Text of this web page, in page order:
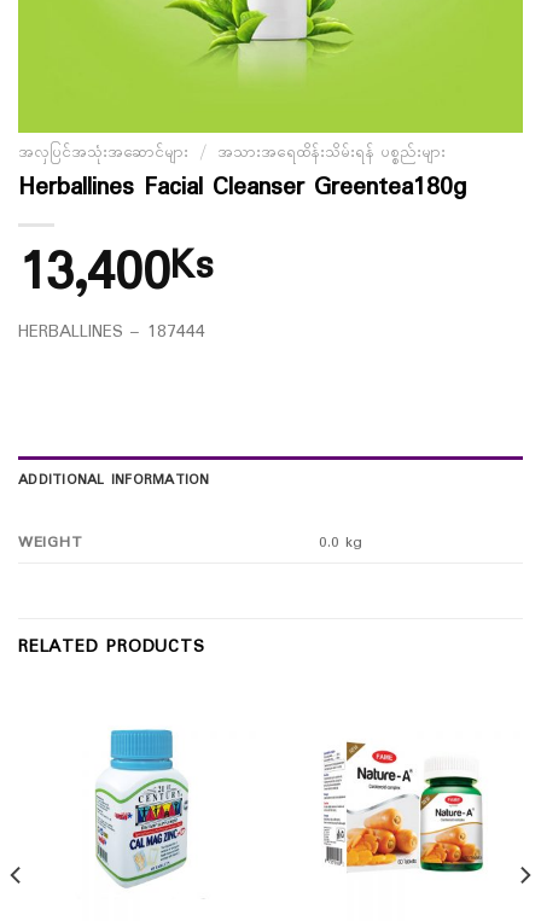
အလှပြင်အသုံးအဆောင်များ / အသားအရေထိန်းသိမ်းရန် ပစ္စည်းများ
Herballines Facial Cleanser Greentea180g
13,400Ks
HERBALLINES – 187444
ADDITIONAL INFORMATION
WEIGHT 0.0 kg
RELATED PRODUCTS